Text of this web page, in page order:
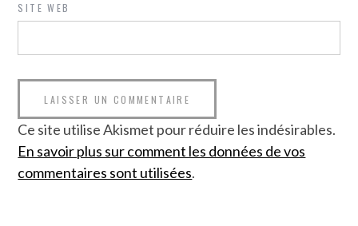
SITE WEB
Ce site utilise Akismet pour réduire les indésirables.
En savoir plus sur comment les données de vos
commentaires sont utilisées.